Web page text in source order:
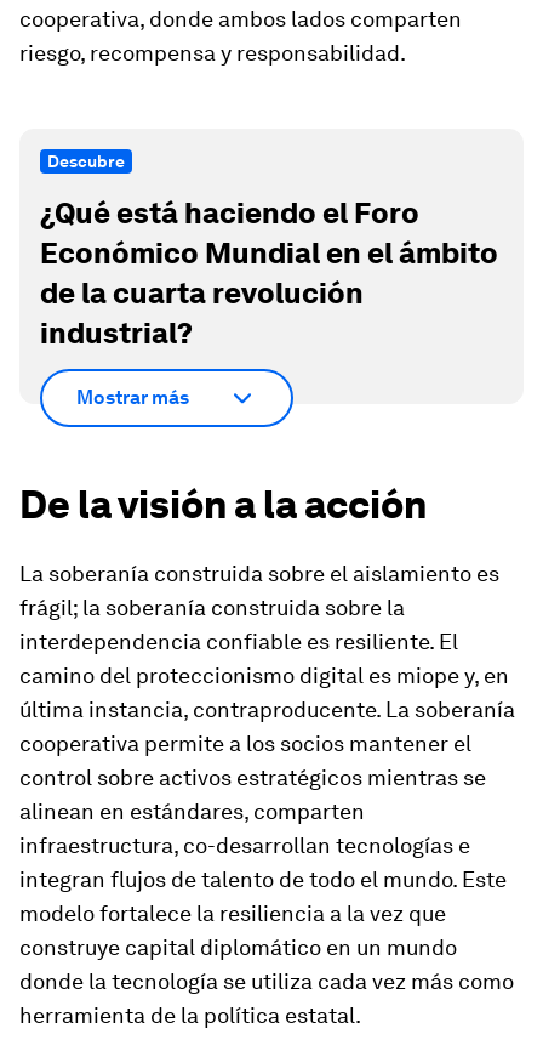
cooperativa, donde ambos lados comparten
riesgo, recompensa y responsabilidad.
Descubre
¿Qué está haciendo el Foro
Económico Mundial en el ámbito
de la cuarta revolución
industrial?
Mostrar más
De la visión a la acción
La soberanía construida sobre el aislamiento es
frágil; la soberanía construida sobre la
interdependencia confiable es resiliente. El
camino del proteccionismo digital es miope y, en
última instancia, contraproducente. La soberanía
cooperativa permite a los socios mantener el
control sobre activos estratégicos mientras se
alinean en estándares, comparten
infraestructura, co-desarrollan tecnologías e
integran flujos de talento de todo el mundo. Este
modelo fortalece la resiliencia a la vez que
construye capital diplomático en un mundo
donde la tecnología se utiliza cada vez más como
herramienta de la política estatal.